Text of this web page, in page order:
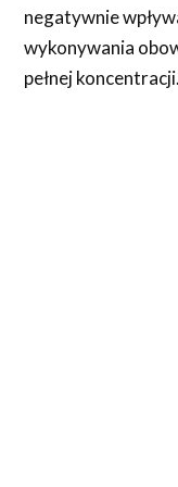
negatywnie
wykonywania
pełnej koncentracji.